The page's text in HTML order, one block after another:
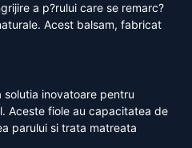
a p?rului care se remarc?
Acest balsam, fabricat
inovatoare pentru
Aceste fiole au capacitatea de
parului si trata matreata